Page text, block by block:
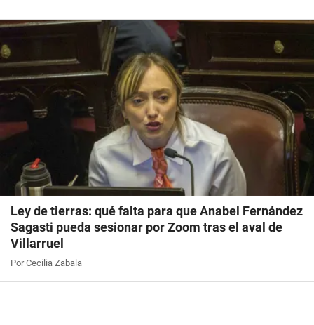
Ley de tierras: qué falta para que Anabel Fernández
Sagasti pueda sesionar por Zoom tras el aval de
Villarruel
Por Cecilia Zabala